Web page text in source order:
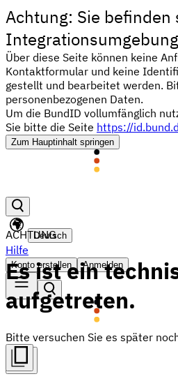
Achtung: Sie befinden
Über diese Seite können keine
Kontaktformular und keine
gestellt und bearbeitet werden.
personenbezogenen Daten.
Um die BundID vollumfänglich
Sie bitte die Seite https://
Zum Hauptinhalt springen
Deutsch
Hilfe
Konto erstellen Anmelden
ACHTUNG
Es ist ein
aufgetreten.
Bitte versuchen Sie es später